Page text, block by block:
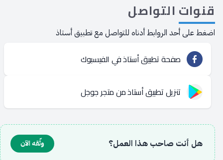
قنوات التواصل
اضغط على أحد الروابط أدناه للتواصل مع تطبيق أستاذ
صفحة تطبيق أستاذ في الفيسبوك
تنزيل تطبيق أستاذ من متجر جوجل
هل أنت صاحب هذا العمل؟ وثّقه الآن